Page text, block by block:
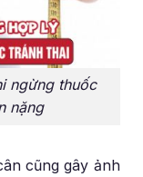
ngừng thuốc
nặng
cũng gây ảnh